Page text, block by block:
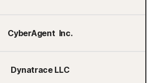
CyberAgent Inc.
Dynatrace LLC